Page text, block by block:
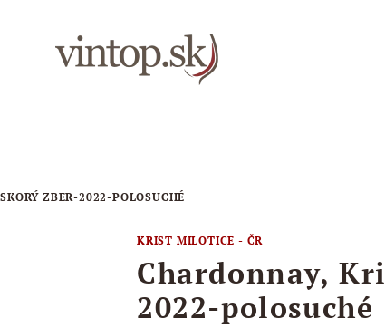
ZBER-2022-POLOSUCHÉ
KRIST MILOTICE - ČR
Chardonnay,
2022-polosuché